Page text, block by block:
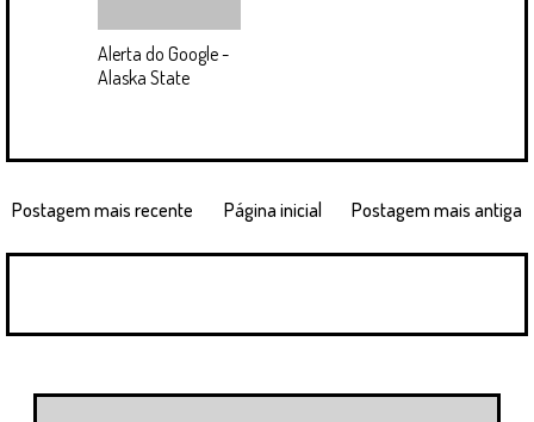
Alerta do Google -
Alaska State
Postagem mais recente Postagem mais antiga
Página inicial